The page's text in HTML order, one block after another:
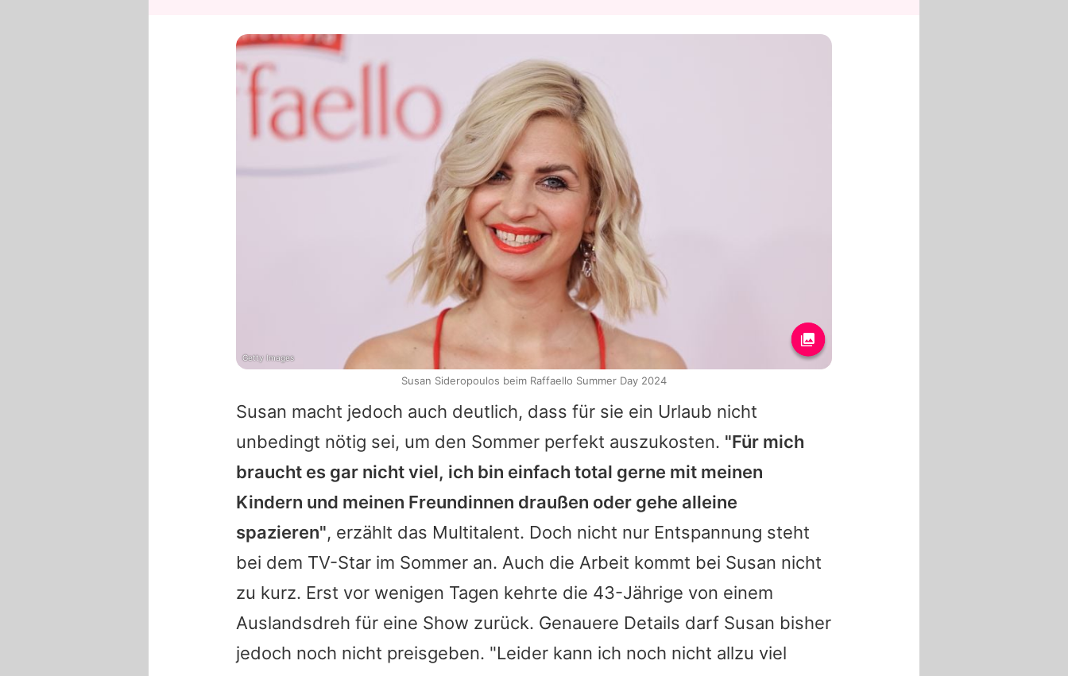
Susan macht jedoch auch deutlich, dass für sie ein Urlaub nicht
unbedingt nötig sei, um den Sommer perfekt auszukosten. "Für mich
braucht es gar nicht viel, ich bin einfach total gerne mit meinen
Kindern und meinen Freundinnen draußen oder gehe alleine
spazieren", erzählt das Multitalent. Doch nicht nur Entspannung steht
bei dem TV-Star im Sommer an. Auch die Arbeit kommt bei Susan nicht
zu kurz. Erst vor wenigen Tagen kehrte die 43-Jährige von einem
Auslandsdreh für eine Show zurück. Genauere Details darf Susan bisher
jedoch noch nicht preisgeben. "Leider kann ich noch nicht allzu viel
Getty Images
Susan Sideropoulos beim Raffaello Summer Day 2024